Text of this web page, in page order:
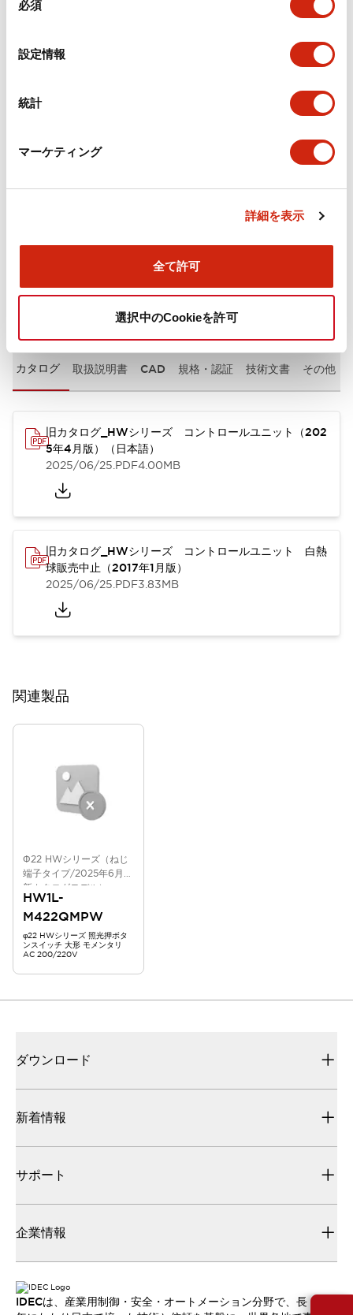
必須
設定情報
統計
マーケティング
詳細を表示
全て許可
選択中のCookieを許可
仕様 すべて展開+
形状仕様
電気的仕様(照光部定格)
ドキュメントとファイル
カタログ 取扱説明書 CAD 規格・認証 技術文書 その他
旧カタログ_HWシリーズ コントロールユニット（202
5年4月版）（日本語）
2025/06/25.PDF4.00MB
旧カタログ_HWシリーズ コントロールユニット 白熱
球販売中止（2017年1月版）
2025/06/25.PDF3.83MB
関連製品
Φ22 HWシリーズ（ねじ
端子タイプ/2025年6月版
新カタログモデル）
HW1L-
M422QMPW
φ22 HWシリーズ 照光押ボタ
ンスイッチ 大形 モメンタリ
AC 200/220V
ダウンロード
新着情報
サポート
企業情報
IDECは、産業用制御・安全・オートメーション分野で、長